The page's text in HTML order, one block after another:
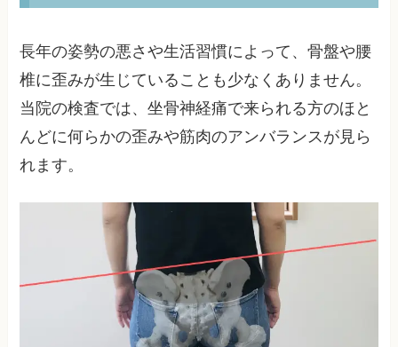
長年の姿勢の悪さや生活習慣によって、骨盤や腰
椎に歪みが生じていることも少なくありません。
当院の検査では、坐骨神経痛で来られる方のほと
んどに何らかの歪みや筋肉のアンバランスが見ら
れます。